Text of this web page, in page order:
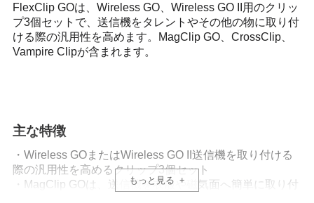
FlexClip GOは、Wireless GO、Wireless GO II用のクリッ
プ3個セットで、送信機をタレントやその他の物に取り付
ける際の汎用性を高めます。MagClip GO、CrossClip、
Vampire Clipが含まれます。
主な特徴
・Wireless GOまたはWireless GO II送信機を取り付ける
際の汎用性を高めるクリップ3個セット
・MagClip GOは、送信機を衣服や磁気面へ簡単に取り付
もっと見る